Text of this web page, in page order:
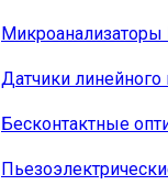
Микроанализаторы
Датчики
Бесконтактные